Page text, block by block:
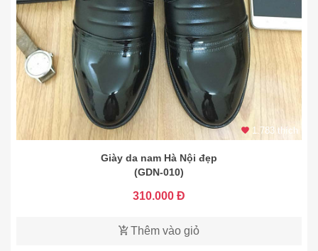
1.783 thích
Giày da nam Hà Nội đẹp
(GDN-010)
310.000 Đ
Thêm vào giỏ